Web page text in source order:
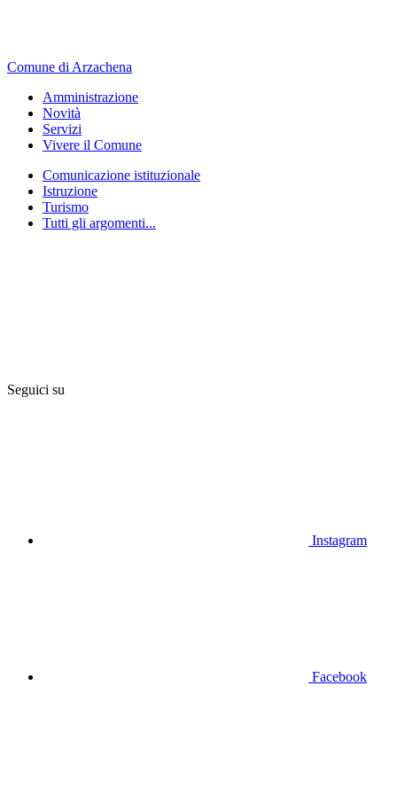
Comune di Arzachena
Amministrazione
Novità
Servizi
Vivere il Comune
Comunicazione istituzionale
Istruzione
Turismo
Tutti gli argomenti...
Seguici su
Instagram
Facebook